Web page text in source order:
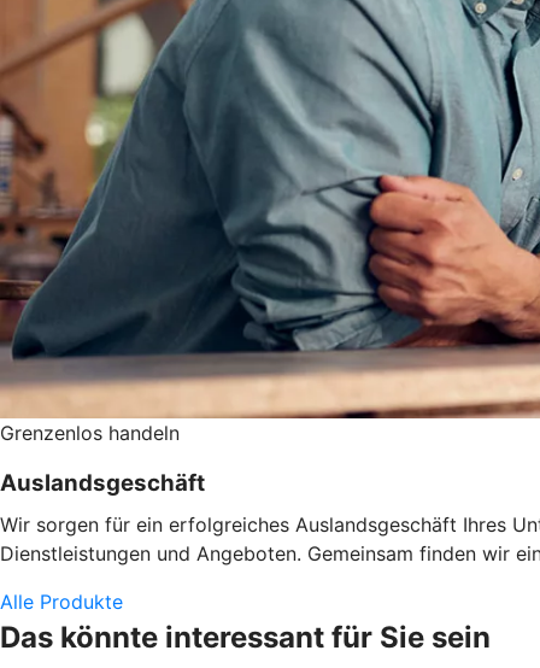
Grenzenlos handeln
Auslandsgeschäft
Wir sorgen für ein erfolgreiches Auslandsgeschäft Ihres
Dienstleistungen und Angeboten. Gemeinsam finden wir
Alle Produkte
Das könnte interessant für Sie sein